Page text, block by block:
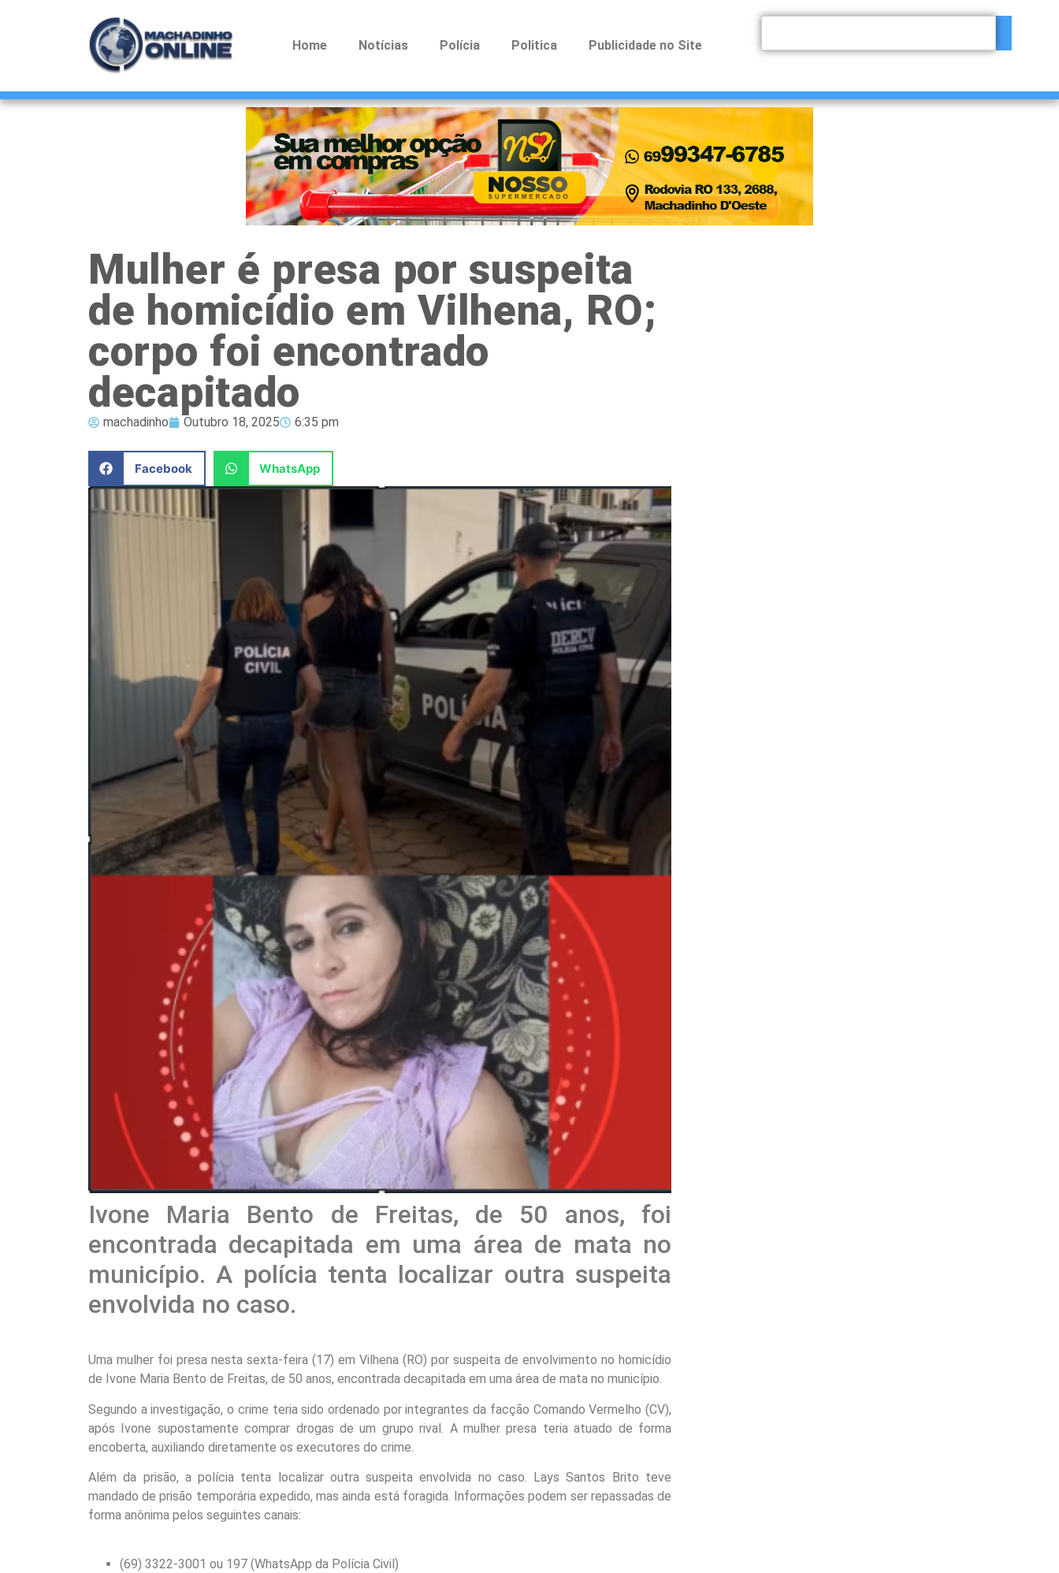
Home Notícias Polícia Politica Publicidade no Site
Mulher é presa por suspeita
de homicídio em Vilhena, RO;
corpo foi encontrado
decapitado
machadinho Outubro 18, 2025 6:35 pm
Facebook WhatsApp
Ivone Maria Bento de Freitas, de 50 anos, foi
encontrada decapitada em uma área de mata no
município. A polícia tenta localizar outra suspeita
envolvida no caso.
Uma mulher foi presa nesta sexta-feira (17) em Vilhena (RO) por suspeita de envolvimento no homicídio
de Ivone Maria Bento de Freitas, de 50 anos, encontrada decapitada em uma área de mata no município.
Segundo a investigação, o crime teria sido ordenado por integrantes da facção Comando Vermelho (CV),
após Ivone supostamente comprar drogas de um grupo rival. A mulher presa teria atuado de forma
encoberta, auxiliando diretamente os executores do crime.
Além da prisão, a polícia tenta localizar outra suspeita envolvida no caso. Lays Santos Brito teve
mandado de prisão temporária expedido, mas ainda está foragida. Informações podem ser repassadas de
forma anônima pelos seguintes canais:
(69) 3322-3001 ou 197 (WhatsApp da Polícia Civil)